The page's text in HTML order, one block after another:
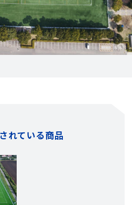
れている商品